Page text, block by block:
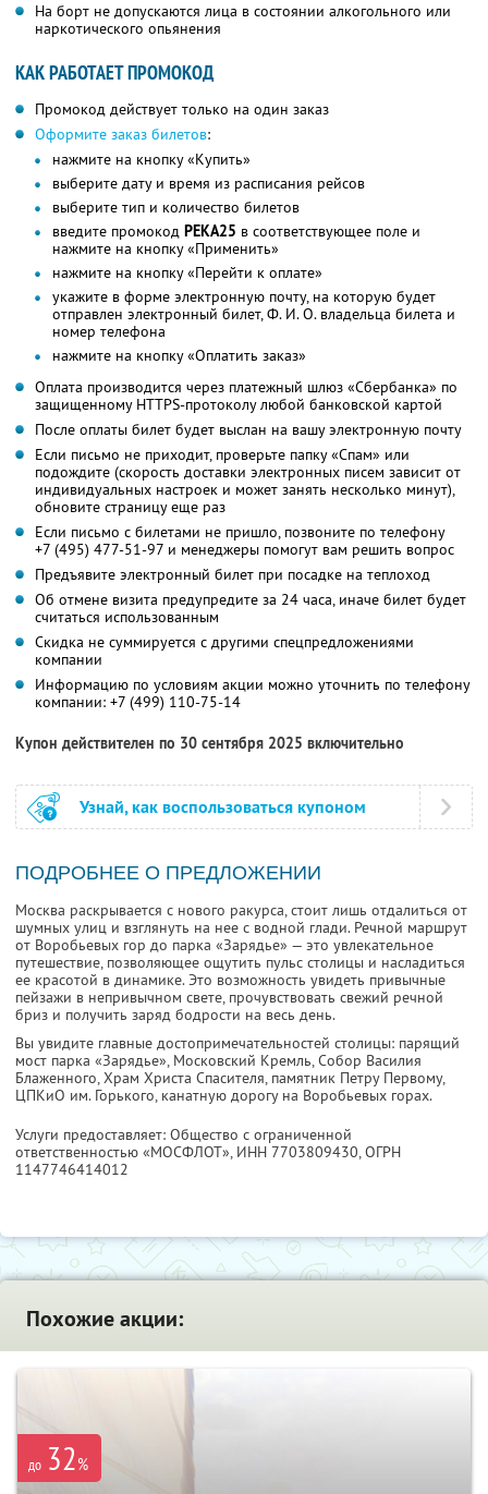
На борт не допускаются лица в состоянии алкогольного или
наркотического опьянения
КАК РАБОТАЕТ ПРОМОКОД
Промокод действует только на один заказ
Оформите заказ билетов:
нажмите на кнопку «Купить»
выберите дату и время из расписания рейсов
выберите тип и количество билетов
введите промокод РЕКА25 в соответствующее поле и
нажмите на кнопку «Применить»
нажмите на кнопку «Перейти к оплате»
укажите в форме электронную почту, на которую будет
отправлен электронный билет,Ф. И. О.владельца билета и
номер телефона
нажмите на кнопку «Оплатить заказ»
Оплата производится через платежный шлюз «Сбербанка» по
защищенному HTTPS-протоколу любой банковской картой
После оплаты билет будет выслан на вашу электронную почту
Если письмо не приходит, проверьте папку «Спам» или
подождите (скорость доставки электронных писем зависит от
индивидуальных настроек и может занять несколько минут),
обновите страницу еще раз
Если письмо с билетами не пришло, позвоните по телефону
+7 (495) 477-51-97 и менеджеры помогут вам решить вопрос
Предъявите электронный билет при посадке на теплоход
Об отмене визита предупредите за 24 часа, иначе билет будет
считаться использованным
Скидка не суммируется с другими спецпредложениями
компании
Информацию по условиям акции можно уточнить по телефону
компании: +7 (499) 110-75-14
Купон действителен по 30 сентября 2025 включительно
Узнай, как воспользоваться купоном
ПОДРОБНЕЕ О ПРЕДЛОЖЕНИИ
Москва раскрывается с нового ракурса, стоит лишь отдалиться от
шумных улиц и взглянуть на нее с водной глади. Речной маршрут
от Воробьевых гор до парка «Зарядье» — это увлекательное
путешествие, позволяющее ощутить пульс столицы и насладиться
ее красотой в динамике. Это возможность увидеть привычные
пейзажи в непривычном свете, прочувствовать свежий речной
бриз и получить заряд бодрости на весь день.
Вы увидите главные достопримечательностей столицы: парящий
мост парка «Зарядье», Московский Кремль, Собор Василия
Блаженного, Храм Христа Спасителя, памятник Петру Первому,
ЦПКиО им. Горького, канатную дорогу на Воробьевых горах.
Услуги предоставляет: Общество с ограниченной
ответственностью «МОСФЛОТ», ИНН 7703809430, ОГРН
1147746414012
Похожие акции:
до 32%